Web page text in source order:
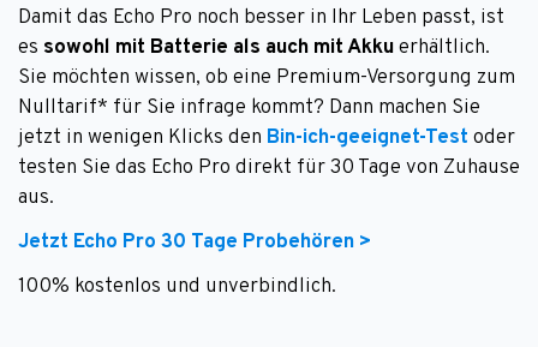
Damit das Echo Pro noch besser in Ihr Leben passt, ist
es sowohl mit Batterie als auch mit Akkuerhältlich.
Sie möchten wissen, ob eine Premium-Versorgung zum
Nulltarif* für Sie infrage kommt? Dann machen Sie
jetzt in wenigen Klicks den Bin-ich-geeignet-Test oder
testen Sie das Echo Pro direkt für 30 Tage von Zuhause
aus.
Jetzt Echo Pro 30 Tage Probehören >
100% kostenlos und unverbindlich.